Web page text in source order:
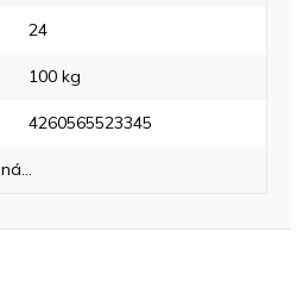
24
100 kg
4260565523345